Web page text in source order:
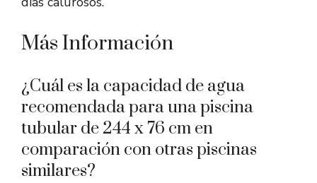
Más Información
¿Cuál es la capacidad de agua
recomendada para una piscina
tubular de 244 x 76 cm en
comparación con otras piscinas
similares?